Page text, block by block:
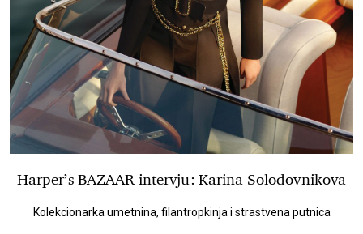
Harper’s BAZAAR intervju: Karina Solodovnikova
Kolekcionarka umetnina, filantropkinja i strastvena putnica